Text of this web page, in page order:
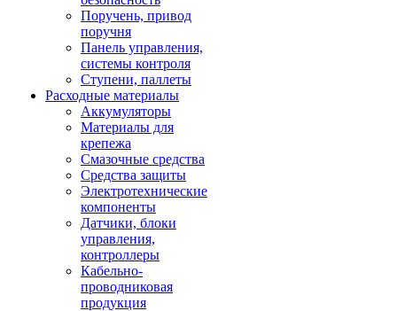
Поручень, привод
поручня
Панель управления,
системы контроля
Ступени, паллеты
Расходные материалы
Аккумуляторы
Материалы для
крепежа
Смазочные средства
Средства защиты
Электротехнические
компоненты
Датчики, блоки
управления,
контроллеры
Кабельно-
проводниковая
продукция